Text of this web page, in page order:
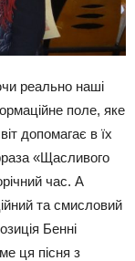
реально наші
поле, яке
допомагає в їх
«Щасливого
час. А
та смисловий
Бенні
ця пісня з